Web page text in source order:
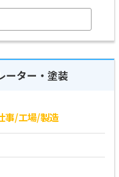
ーター・塗装
事/工場/製造